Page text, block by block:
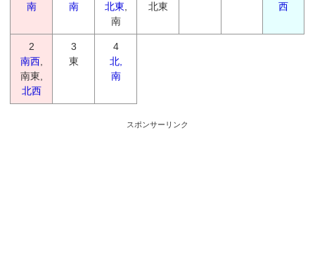
南
南
北東,
南
北東
西
2
南西,
南東,
北西
3
東
4
北,
南
スポンサーリンク